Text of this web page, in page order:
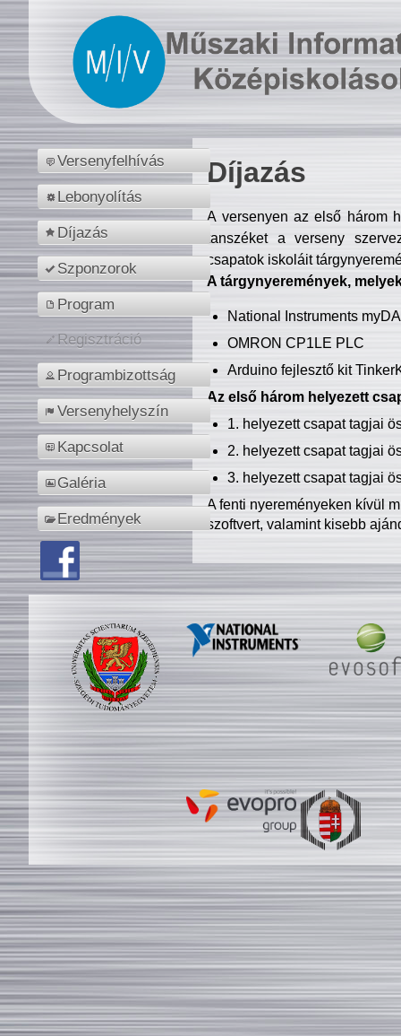
Versenyfelhívás
Lebonyolítás
Díjazás
Szponzorok
Program
Regisztráció
Programbizottság
Versenyhelyszín
Kapcsolat
Galéria
Eredmények
Díjazás
A versenyen az első három
tanszéket a verseny
csapatok iskoláit
A tárgynyeremények,
National Instruments
OMRON CP1LE PLC
Arduino fejlesztő kit
Az első három helyezett
1. helyezett csapat tagjai
2. helyezett csapat tagjai
3. helyezett csapat tagjai
A fenti nyereményeken kívül
szoftvert, valamint kisebb